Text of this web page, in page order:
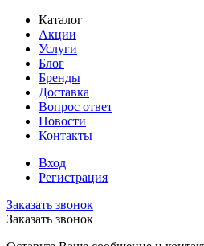
Каталог
Акции
Услуги
Блог
Бренды
Доставка
Вопрос ответ
Новости
Контакты
Вход
Регистрация
Заказать звонок
Заказать звонок